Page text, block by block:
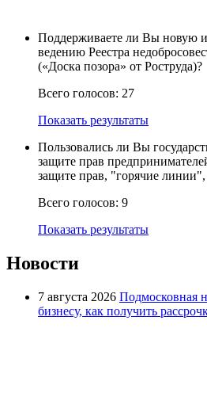
Поддерживаете ли Вы новую
ведению Реестра
(«Доска позора» от Роструда)?
Всего голосов: 27
Показать результаты
Пользовались ли Вы
защите прав
защите прав, "горячие
Всего голосов: 9
Показать результаты
Новости
7 августа 2026 Подмосковная
бизнесу, как получить